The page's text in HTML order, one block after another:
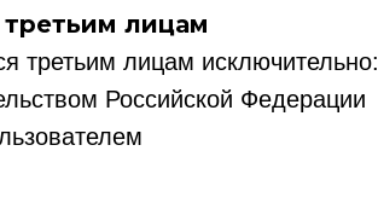
лицам
третьим лицам исключительно:
Российской Федерации